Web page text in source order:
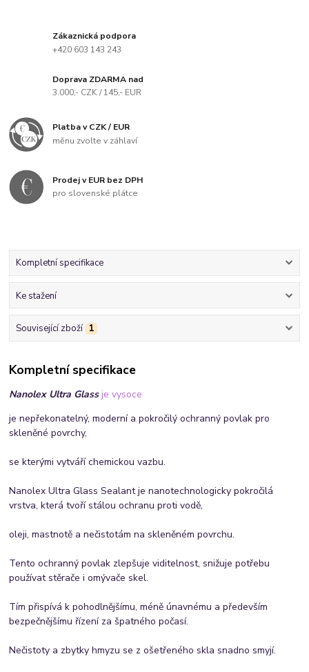
Zákaznická podpora
+420 603 143 243
Doprava ZDARMA nad
3.000,- CZK / 145,- EUR
Platba v CZK / EUR
měnu zvolte v záhlaví
Prodej v EUR bez DPH
pro slovenské plátce
Kompletní specifikace
Ke stažení
Související zboží 1
Kompletní specifikace
Nanolex Ultra Glassjevysoce
je nepřekonatelný, moderní a pokročilý ochranný povlak pro
skleněné povrchy,
se kterými vytváří chemickou vazbu.
Nanolex Ultra Glass Sealant je nanotechnologicky pokročilá
vrstva, která tvoří stálou ochranu proti vodě,
oleji, mastnotě a nečistotám na skleněném povrchu.
Tento ochranný povlak zlepšuje viditelnost, snižuje potřebu
používat stěrače i omývače skel.
Tím přispívá k pohodlnějšímu, méně únavnému a především
bezpečnějšímu řízení za špatného počasí.
Nečistoty a zbytky hmyzu se z ošetřeného skla snadno smyjí.